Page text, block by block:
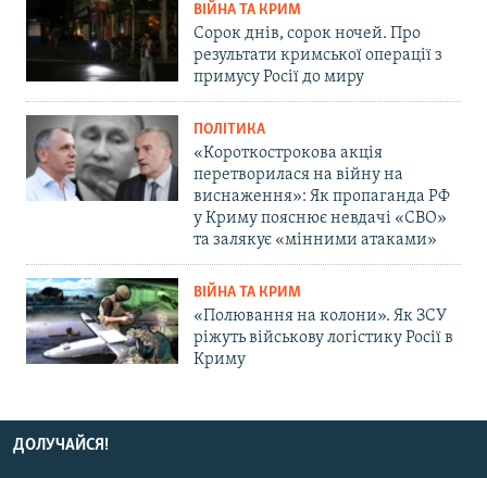
ВІЙНА ТА КРИМ
Сорок днів, сорок ночей. Про
результати кримської операції з
примусу Росії до миру
ПОЛІТИКА
«Короткострокова акція
перетворилася на війну на
виснаження»: Як пропаганда РФ
у Криму пояснює невдачі «СВО»
та залякує «мінними атаками»
ВІЙНА ТА КРИМ
«Полювання на колони». Як ЗСУ
ріжуть військову логістику Росії в
Криму
ДОЛУЧАЙСЯ!